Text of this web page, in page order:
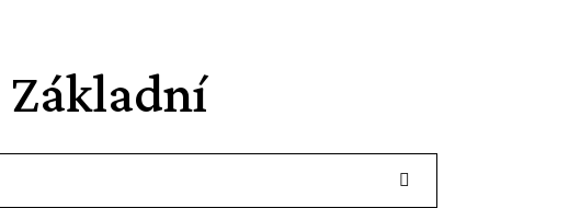
Základní
Search